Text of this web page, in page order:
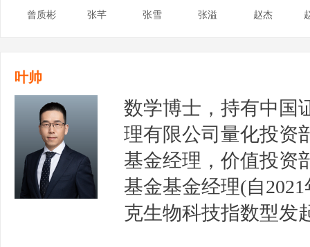
曾质彬
张芊 张雪 张溢 赵杰
叶帅
数学博士，持有中国
理有限公司量化投资
基金经理，价值投资
基金基金经理(自
克生物科技指数型发